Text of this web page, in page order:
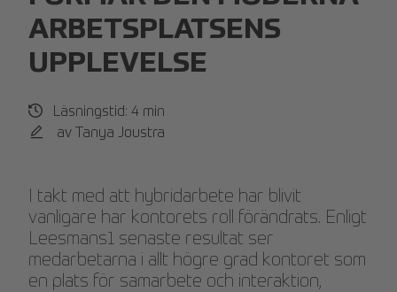
ARBETSPLATSENS
UPPLEVELSE
Läsningstid: 4 min
av Tanya Joustra
I takt med att hybridarbete har blivit
vanligare har kontorets roll förändrats. Enligt
Leesmans1 senaste resultat ser
medarbetarna i allt högre grad kontoret som
en plats för samarbete och interaktion,